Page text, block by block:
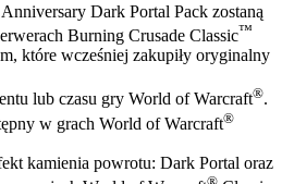
Dark Portal Pack zostaną
Burning Crusade Classic™
które wcześniej zakupiły oryginalny
lub czasu gry World of Warcraft®.
w grach World of Warcraft®
kamienia powrotu: Dark Portal oraz